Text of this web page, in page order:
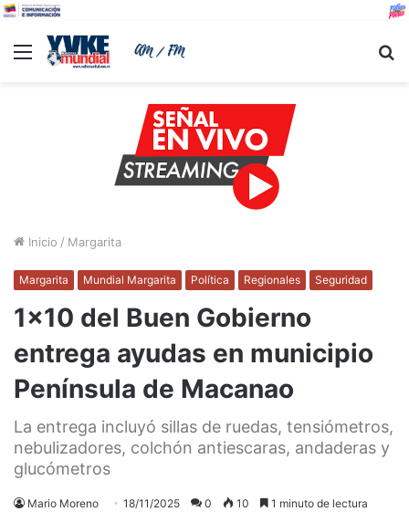
Menu
Inicio / Margarita
Margarita Mundial Margarita Política Regionales Seguridad
1×10 del Buen Gobierno
entrega ayudas en municipio
Península de Macanao
La entrega incluyó sillas de ruedas, tensiómetros,
nebulizadores, colchón antiescaras, andaderas y
glucómetros
Mario Moreno 18/11/2025 0 10 1 minuto de lectura